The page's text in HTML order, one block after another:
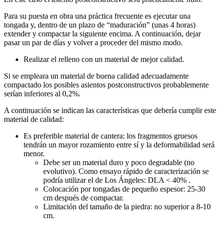
Para su puesta en obra una práctica frecuente es ejecutar una
tongada y, dentro de un plazo de “maduración” (unas 4 horas)
extender y compactar la siguiente encima. A continuación, dejar
pasar un par de días y volver a proceder del mismo modo.
Realizar el relleno con un material de mejor calidad.
Si se empleara un material de buena calidad adecuadamente
compactado los posibles asientos postconstructivos probablemente
serían inferiores al 0,2%.
A continuación se indican las características que debería cumplir este
material de calidad:
Es preferible material de cantera: los fragmentos gruesos
tendrán un mayor rozamiento entre sí y la deformabilidad será
menor.
Debe ser un material duro y poco degradable (no
evolutivo). Como ensayo rápido de caracterización se
podría utilizar el de Los Ángeles: DLA < 40% .
Colocación por tongadas de pequeño espesor: 25-30
cm después de compactar.
Limitación del tamaño de la piedra: no superior a 8-10
cm.